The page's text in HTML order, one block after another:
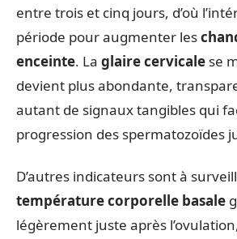
entre trois et cinq jours, d’où
période pour augmenter les
enceinte. La glaire cervicale se
devient plus abondante,
autant de signaux tangibles qui
progression des spermatozoïdes
D’autres indicateurs sont à
température corporelle basale
légèrement juste après